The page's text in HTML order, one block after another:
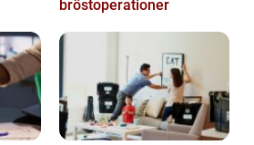
bröstoperationer